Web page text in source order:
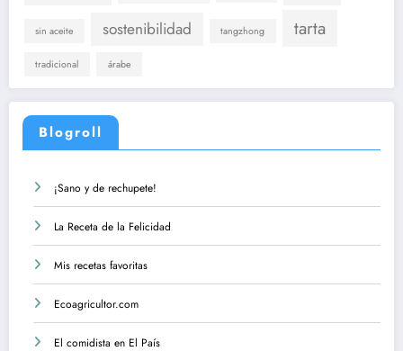
sin aceite sostenibilidad tangzhong tarta
tradicional árabe
Blogroll
¡Sano y de rechupete!
La Receta de la Felicidad
Mis recetas favoritas
Ecoagricultor.com
El comidista en El País